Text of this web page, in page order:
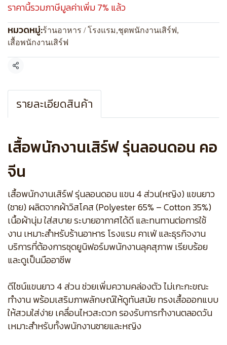
ราคานี้รวมภาษีมูลค่าเพิ่ม 7% แล้ว
หมวดหมู่:ร้านอาหาร / โรงแรม,ชุดพนักงานเสิร์ฟ,
เสื้อพนักงานเสิร์ฟ
แชร์
รายละเอียดสินค้า
เสื้อพนักงานเสิร์ฟ รุ่นลอนดอน คอ
จีน
เสื้อพนักงานเสิร์ฟ รุ่นลอนดอน แขน 4 ส่วน(หญิง) แขนยาว
(ชาย) ผลิตจากผ้าวิสโคส (Polyester 65% – Cotton 35%)
เนื้อผ้านุ่ม ใส่สบาย ระบายอากาศได้ดี และทนทานต่อการใช้
งาน เหมาะสำหรับร้านอาหาร โรงแรม คาเฟ่ และธุรกิจงาน
บริการที่ต้องการชุดยูนิฟอร์มพนักงานลุคสุภาพ เรียบร้อย
และดูเป็นมืออาชีพ
ดีไซน์แขนยาว 4 ส่วน ช่วยเพิ่มความคล่องตัว ไม่เกะกะขณะ
ทำงาน พร้อมเสริมภาพลักษณ์ให้ดูทันสมัย ทรงเสื้อออกแบบ
ให้สวมใส่ง่าย เคลื่อนไหวสะดวก รองรับการทำงานตลอดวัน
เหมาะสำหรับทั้งพนักงานชายและหญิง